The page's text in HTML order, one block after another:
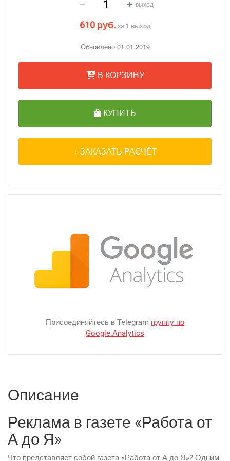
выход
610 руб. за 1 выход
Обновлено 01.01.2019
В КОРЗИНУ
КУПИТЬ
ЗАКАЗАТЬ РАСЧЁТ
Присоединяйтесь в Telegram группу по
Google.Analytics
Описание
Реклама в газете «Работа от
А до Я»
Что представляет собой газета «Работа от А до Я»? Одним